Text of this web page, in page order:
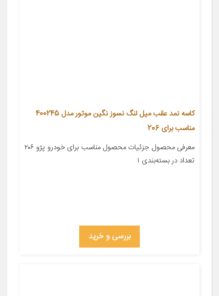
کاسه نمد عقب میل لنگ نسوز نگین موتور مدل 400245
مناسب برای 206
معرفی محصول جزئیات محصول مناسب برای خودرو پژو ۲۰۶
تعداد در بسته‌بندی ۱
بررسی و خرید